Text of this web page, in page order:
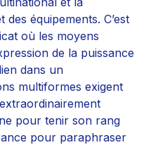
équipements. C’est
où les moyens
de la puissance
dans un
multiformes exigent
pour tenir son rang
pour paraphraser